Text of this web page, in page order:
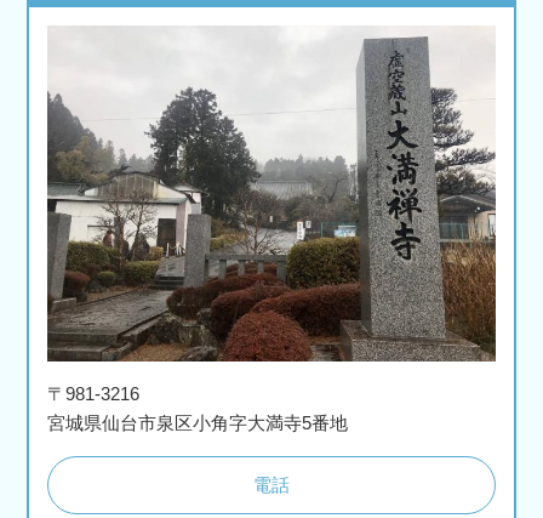
〒981-3216
宮城県仙台市泉区小角字大満寺5番地
電話